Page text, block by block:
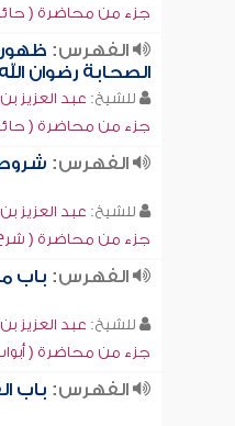
جزء من محاضرة ( حائية
الفهرس:
الصحابة رضوان
للشيخ: عبد العزيز
جزء من محاضرة ( حائية
الفهرس:
للشيخ: عبد العزيز
جزء من محاضرة ( شرح
الفهرس: باب
للشيخ: عبد العزيز
جزء من محاضرة ( أبواب
الفهرس: باب